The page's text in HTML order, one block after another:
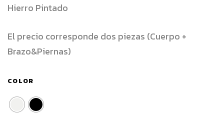
Hierro Pintado
El precio corresponde dos piezas (Cuerpo +
Brazo&Piernas)
COLOR